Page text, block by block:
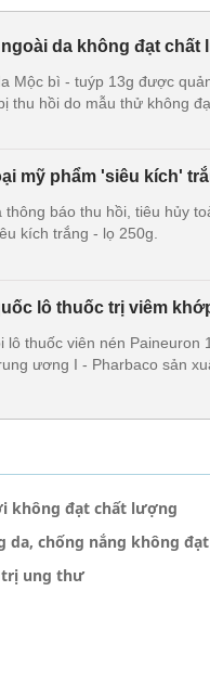
da không đạt chất
Mộc bì - tuýp 13g được
thu hồi do mẫu thử không
mỹ phẩm 'siêu kích'
báo thu hồi, tiêu hủy
kích trắng - lọ 250g.
lô thuốc trị viêm
lô thuốc viên nén Paineuron
ương I - Pharbaco sản
không đạt chất lượng
chống nắng không
trị ung thư